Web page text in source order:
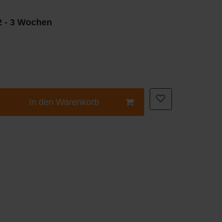
- 3 Wochen
In den Warenkorb